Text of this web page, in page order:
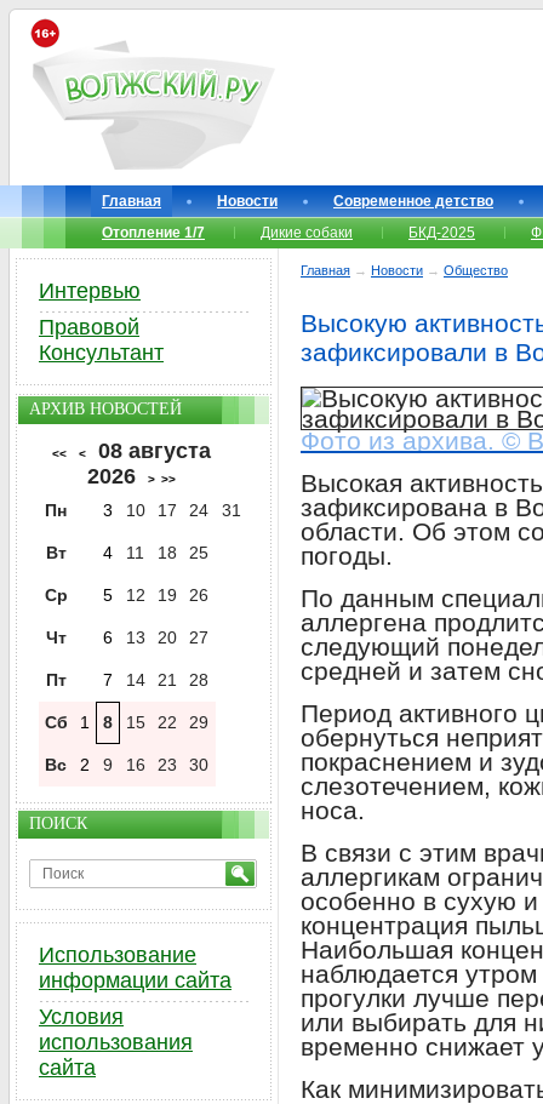
Главная Новости
Современное детство
Отопление 1/7
Дикие собаки БКД-2025
Главная → Новости → Общество
Высокую
зафиксировали в
Фото из архива. ©
Высокая
зафиксирована в
области. Об этом
погоды.
По данным
аллергена
следующий
средней и затем
Период активного
обернуться
покраснением и
слезотечением,
носа.
В связи с этим
аллергикам
особенно в сухую и
концентрация
Наибольшая
наблюдается
прогулки лучше
или выбирать для
временно снижает
Как
Интервью
Правовой
Консультант
АРХИВ НОВОСТЕЙ
<< <
08 августа
2026
> >>
Пн 3 10 17 24 31
Вт 4 11 18 25
Ср 5 12 19 26
Чт 6 13 20 27
Пт 7 14 21 28
Сб 1 8 15 22 29
Вс 2 9 16 23 30
ПОИСК
Использование
информации сайта
Условия
использования
сайта